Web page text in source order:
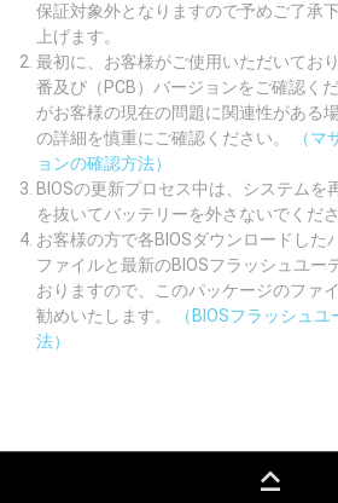
保証対象外となりますので予めご了承
上げます。
最初に、お客様がご使用いただいてお
番及び（PCB）バージョンをご確認く
がお客様の現在の問題に関連性がある
の詳細を慎重にご確認ください。
（
ョンの確認方法）
BIOSの更新プロセス中は、システムを
を抜いてバッテリーを外さないでくださ
お客様の方で各BIOSダウンロードした
ファイルと最新のBIOSフラッシュユー
おりますので、このパッケージのファ
勧めいたします。
（BIOSフラッシュ
法）
keyboard_capslock